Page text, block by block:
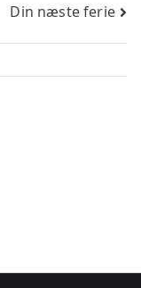
Din næste ferie